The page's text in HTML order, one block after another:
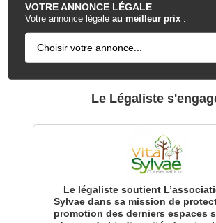
VOTREANNONCE LÉGALE
Votre annonce légale au meilleur prix :
Le Légaliste
Le légaliste soutient
Sylvae dans sa mission de
promotion des derniers espaces